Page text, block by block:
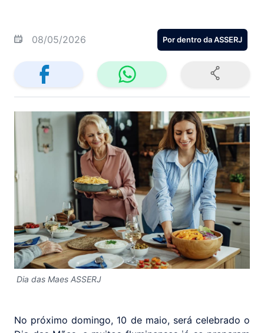
08/05/2026 Por dentro da ASSERJ
Dia das Maes ASSERJ
No próximo domingo, 10 de maio, será celebrado o